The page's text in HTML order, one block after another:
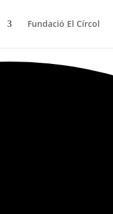
Fundació El Círcol